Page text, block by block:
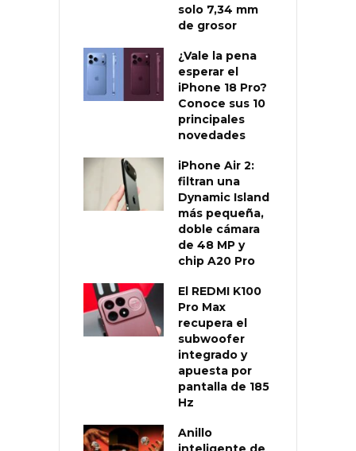
solo 7,34 mm
de grosor
¿Vale la pena
esperar el
iPhone 18 Pro?
Conoce sus 10
principales
novedades
iPhone Air 2:
filtran una
Dynamic Island
más pequeña,
doble cámara
de 48 MP y
chip A20 Pro
El REDMI K100
Pro Max
recupera el
subwoofer
integrado y
apuesta por
pantalla de 185
Hz
Anillo